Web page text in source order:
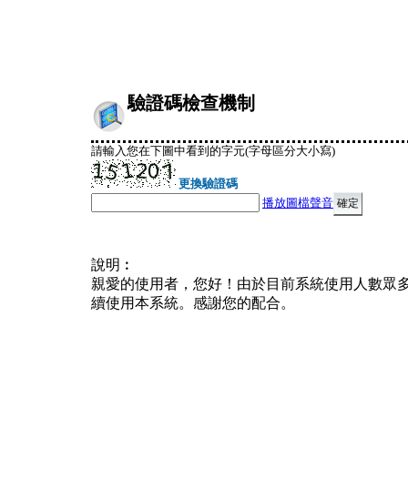
驗證碼檢查機制
請輸入您在下圖中看到的字元(字母區分大小寫)
更換驗證碼
播放圖檔聲音
說明︰
親愛的使用者，您好！由於目前系統使用人數眾
續使用本系統。感謝您的配合。